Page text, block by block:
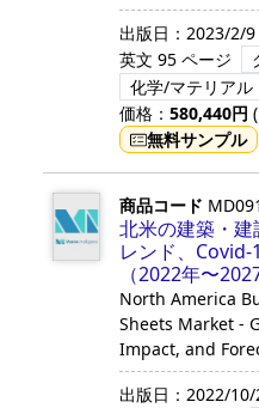
出版日： 2023/2/9
英文 95 ページ
化学/マテリアル
価格： 580,440円
無料サンプル
商品コード
北米の建築・建
レンド、
（2022年〜
North America
Sheets Market -
Impact, and
出版日： 2022/10/